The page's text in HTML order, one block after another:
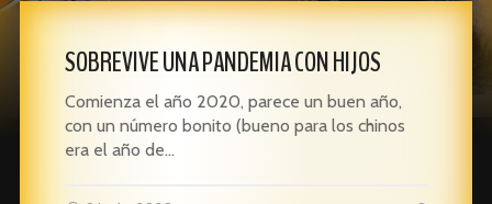
SOBREVIVE UNA PANDEMIA CON HIJOS
Comienza el año 2020, parece un buen año,
con un número bonito (bueno para los chinos
era el año de…